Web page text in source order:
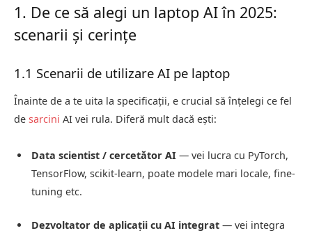
1. De ce să alegi un laptop AI în 2025:
scenarii și cerințe
1.1 Scenarii de utilizare AI pe laptop
Înainte de a te uita la specificații, e crucial să înțelegi ce fel
de sarcini AI vei rula. Diferă mult dacă ești:
Data scientist / cercetător AI — vei lucra cu PyTorch,
TensorFlow, scikit-learn, poate modele mari locale, fine-
tuning etc.
Dezvoltator de aplicații cu AI integrat — vei integra